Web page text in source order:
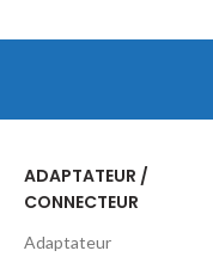
ADAPTATEUR /
CONNECTEUR
Adaptateur